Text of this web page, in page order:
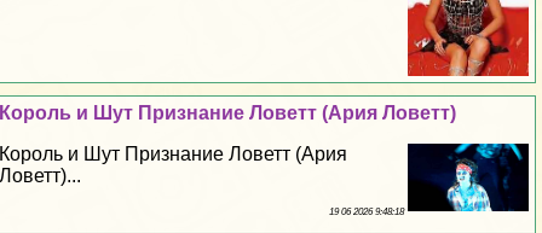
Король и Шут Признание Ловетт (Ария Ловетт)
Король и Шут Признание Ловетт (Ария
Ловетт)...
19 06 2026 9:48:18